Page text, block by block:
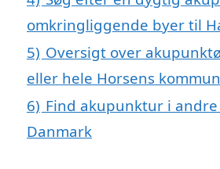
omkringliggende byer til
5) Oversigt over
eller hele Horsens
6) Find akupunktur i
Danmark